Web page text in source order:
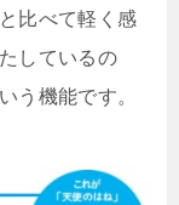
比べて軽く感
しているの
う機能です。